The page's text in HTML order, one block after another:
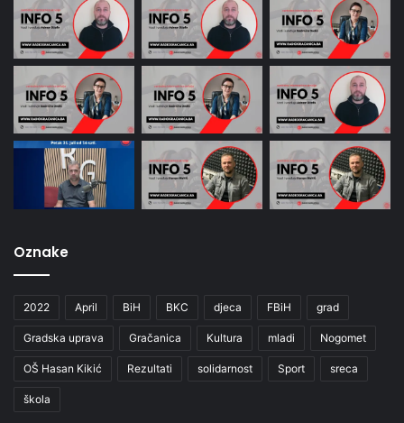
Oznake
2022 April BiH BKC djeca FBiH grad
Gradska uprava Gračanica Kultura mladi Nogomet
OŠ Hasan Kikić Rezultati solidarnost Sport sreca
škola